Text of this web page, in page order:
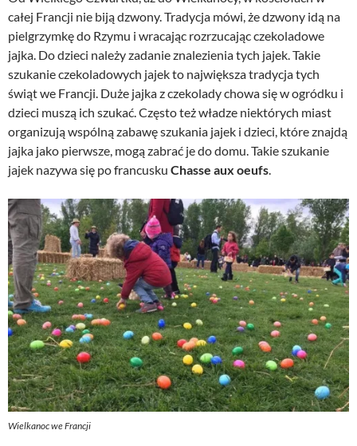
całej Francji nie biją dzwony. Tradycja mówi, że dzwony idą na
pielgrzymkę do Rzymu i wracając rozrzucając czekoladowe
jajka. Do dzieci należy zadanie znalezienia tych jajek. Takie
szukanie czekoladowych jajek to największa tradycja tych
świąt we Francji. Duże jajka z czekolady chowa się w ogródku i
dzieci muszą ich szukać. Często też władze niektórych miast
organizują wspólną zabawę szukania jajek i dzieci, które znajdą
jajka jako pierwsze, mogą zabrać je do domu. Takie szukanie
jajek nazywa się po francusku Chasse aux oeufs.
Wielkanoc we Francji